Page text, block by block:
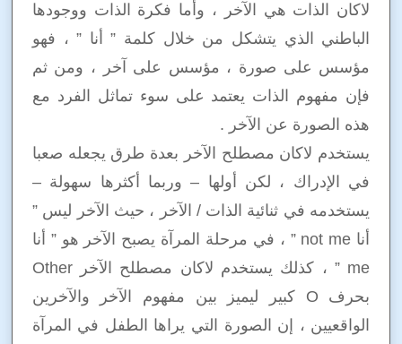
لاكان الذات هي الآخر ، وأما فكرة الذات ووجودها
الباطني الذي يتشكل من خلال كلمة ” أنا ” ، فهو
مؤسس على صورة ، مؤسس على آخر ، ومن ثم
فإن مفهوم الذات يعتمد على سوء تماثل الفرد مع
هذه الصورة عن الآخر .
يستخدم لاكان مصطلح الآخر بعدة طرق يجعله صعبا
في الإدراك ، لكن أولها – وربما أكثرها سهولة –
يستخدمه في ثنائية الذات / الآخر ، حيث الآخر ليس ”
أنا not me ” ، في مرحلة المرآة يصبح الآخر هو ” أنا
me ” ، كذلك يستخدم لاكان مصطلح الآخر Other
بحرف O كبير ليميز بين مفهوم الآخر والآخرين
الواقعيين ، إن الصورة التي يراها الطفل في المرآة